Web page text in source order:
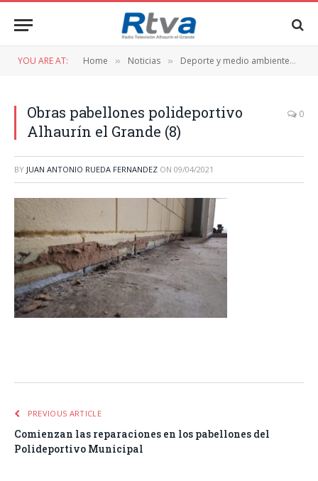
YOU ARE AT: Home » Noticias » Deporte y medio ambiente
Obras pabellones polideportivo
Alhaurín el Grande (8)
0
BY JUAN ANTONIO RUEDA FERNANDEZ ON 09/04/2021
PREVIOUS ARTICLE
Comienzan las reparaciones en los pabellones del
Polideportivo Municipal